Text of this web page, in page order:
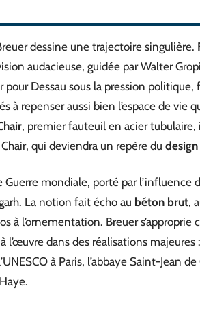
dessine une trajectoire singulière.
audacieuse, guidée par Walter
Dessau sous la pression
à repenser aussi bien l’espace de vie
, premier fauteuil en acier tubulaire,
qui deviendra un repère du
Guerre mondiale, porté par l’influence
La notion fait écho au béton brut,
l’ornementation. Breuer s’approprie
l’œuvre dans des réalisations majeures
à Paris, l’abbaye Saint-Jean